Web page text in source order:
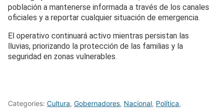
población a mantenerse informada a través de los canales
oficiales y a reportar cualquier situación de emergencia.
El operativo continuará activo mientras persistan las
lluvias, priorizando la protección de las familias y la
seguridad en zonas vulnerables.
Categories: Cultura, Gobernadores, Nacional, Política,